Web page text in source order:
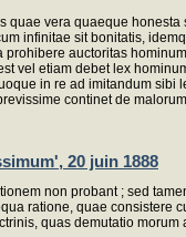
vera quaeque
infinitae sit bonitatis,
auctoritas
vel etiam debet lex
in re ad imitandum
continet de
20 juin 1888
non probant ; sed
ratione, quae consistere
quas demutatio